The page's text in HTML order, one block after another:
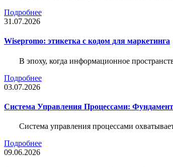
Подробнее
31.07.2026
Wisepromo: этикетка c кодом для маркетинга
В эпоху, когда информационное
Подробнее
03.07.2026
Система Управления Процессами:
Система управления процессами
Подробнее
09.06.2026